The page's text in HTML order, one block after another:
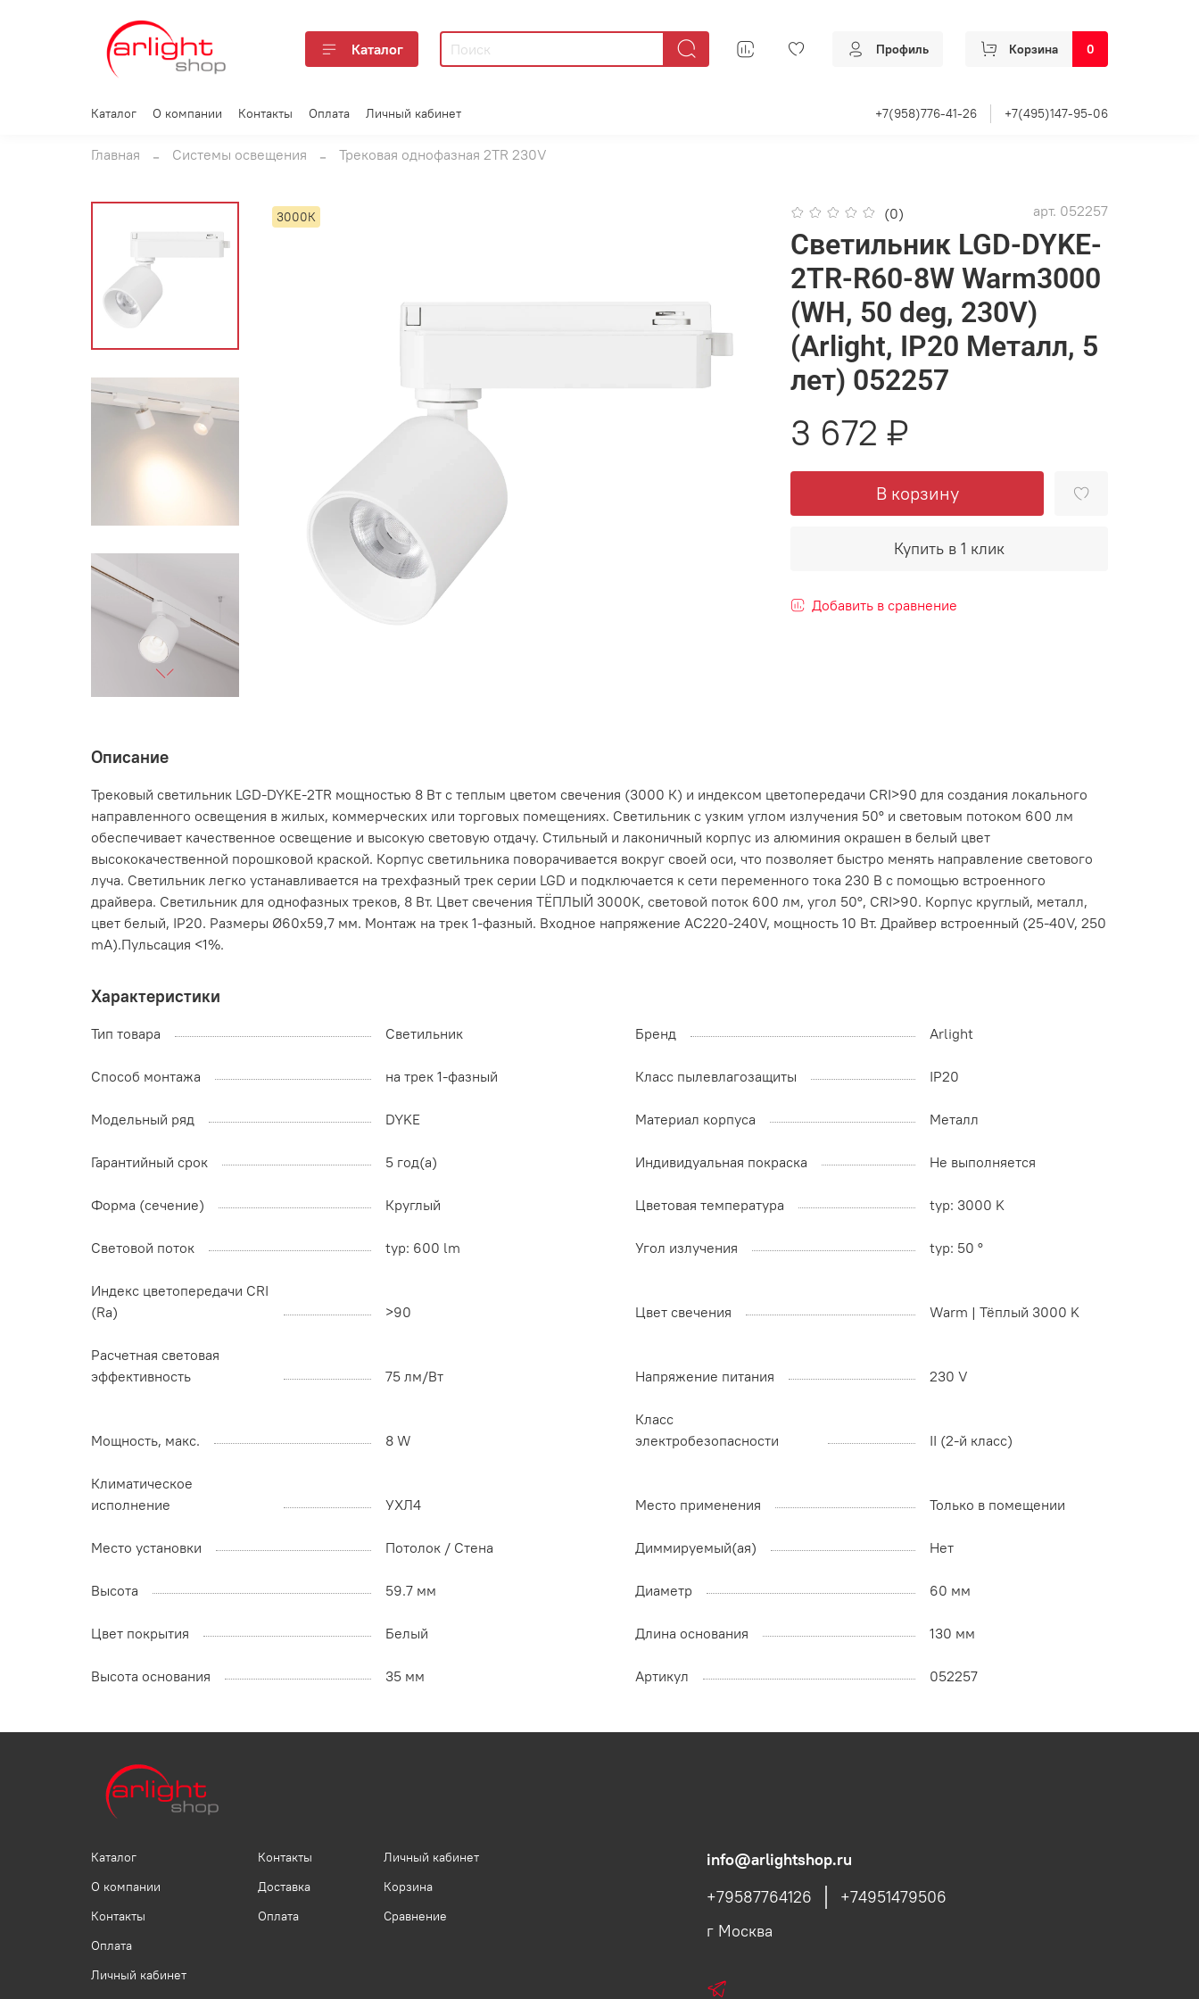
Каталог Профиль Корзина 0
Каталог О компании Контакты Оплата Личный кабинет +7(958)776-41-26 +7(495)147-95-06
Главная Системы освещения Трековая однофазная 2TR 230V
3000К (0) арт. 052257
Светильник LGD-DYKE-
2TR-R60-8W Warm3000
(WH, 50 deg, 230V)
(Arlight, IP20 Металл, 5
лет) 052257
3 672 ₽
В корзину
Купить в 1 клик
Добавить в сравнение
Описание
Трековый светильник LGD-DYKE-2TR мощностью 8 Вт с теплым цветом свечения (3000 К) и индексом цветопередачи CRI>90 для создания локального
направленного освещения в жилых, коммерческих или торговых помещениях. Светильник с узким углом излучения 50° и световым потоком 600 лм
обеспечивает качественное освещение и высокую световую отдачу. Стильный и лаконичный корпус из алюминия окрашен в белый цвет
высококачественной порошковой краской. Корпус светильника поворачивается вокруг своей оси, что позволяет быстро менять направление светового
луча. Светильник легко устанавливается на трехфазный трек серии LGD и подключается к сети переменного тока 230 В с помощью встроенного
драйвера. Светильник для однофазных треков, 8 Вт. Цвет свечения ТЁПЛЫЙ 3000K, световой поток 600 лм, угол 50°, CRI>90. Корпус круглый, металл,
цвет белый, IP20. Размеры Ø60x59,7 мм. Монтаж на трек 1-фазный. Входное напряжение AC220-240V, мощность 10 Вт. Драйвер встроенный (25-40V, 250
mA).Пульсация <1%.
Характеристики
Тип товара Светильник Бренд Arlight
Способ монтажа на трек 1-фазный Класс пылевлагозащиты IP20
Модельный ряд DYKE Материал корпуса Металл
Гарантийный срок 5 год(а) Индивидуальная покраска Не выполняется
Форма (сечение) Круглый Цветовая температура typ: 3000 K
Световой поток typ: 600 lm Угол излучения typ: 50 °
Индекс цветопередачи CRI
(Ra)
>90 Цвет свечения Warm | Тёплый 3000 K
Расчетная световая
эффективность
75 лм/Вт Напряжение питания 230 V
Мощность, макс. 8 W
Класс
электробезопасности
II (2-й класс)
Климатическое
исполнение
УХЛ4 Место применения Только в помещении
Место установки Потолок / Cтена Диммируемый(ая) Нет
Высота 59.7 мм Диаметр 60 мм
Цвет покрытия Белый Длина основания 130 мм
Высота основания 35 мм Артикул 052257
Каталог
О компании
Контакты
Оплата
Личный кабинет
Контакты
Доставка
Оплата
Личный кабинет
Корзина
Сравнение
info@arlightshop.ru
+79587764126
+74951479506
г Москва